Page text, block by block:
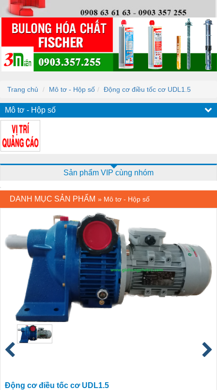
Trang chủ Mô tơ - Hộp số Động cơ điều tốc cơ UDL1.5
Mô tơ - Hộp số
Sản phẩm VIP cùng nhóm
DANH MỤC SẢN PHẨM » Mô tơ - Hộp số
Động cơ điều tốc cơ UDL1.5